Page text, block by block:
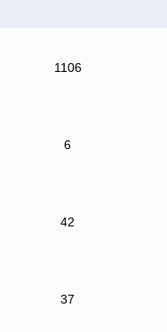
1106
6
42
37